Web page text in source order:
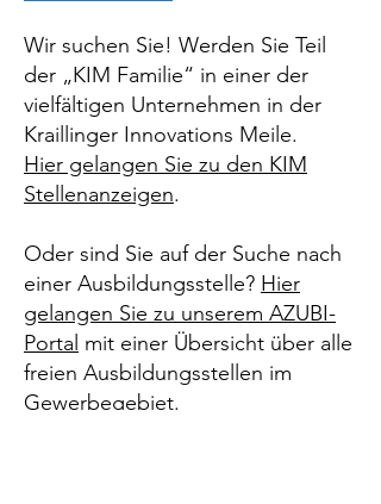
Wir suchen Sie! Werden Sie Teil
der „KIM Familie“ in einer der
vielfältigen Unternehmen in der
Kraillinger Innovations Meile.
Hier gelangen Sie zu den KIM
Stellenanzeigen.
Oder sind Sie auf der Suche nach
einer Ausbildungsstelle? Hier
gelangen Sie zu unserem AZUBI-
Portal mit einer Übersicht über alle
freien Ausbildungsstellen im
Gewerbegebiet.